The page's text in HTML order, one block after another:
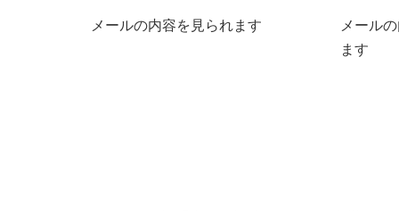
メールの内容を見られます
メール
ます